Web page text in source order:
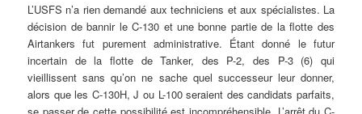
L’USFS n’a rien demandé aux techniciens et aux spécialistes. La
décision de bannir le C-130 et une bonne partie de la flotte des
Airtankers fut purement administrative. Étant donné le futur
incertain de la flotte de Tanker, des P-2, des P-3 (6) qui
vieillissent sans qu’on ne sache quel successeur leur donner,
alors que les C-130H, J ou L-100 seraient des candidats parfaits,
se passer de cette possibilité est incompréhensible. L’arrêt du C-